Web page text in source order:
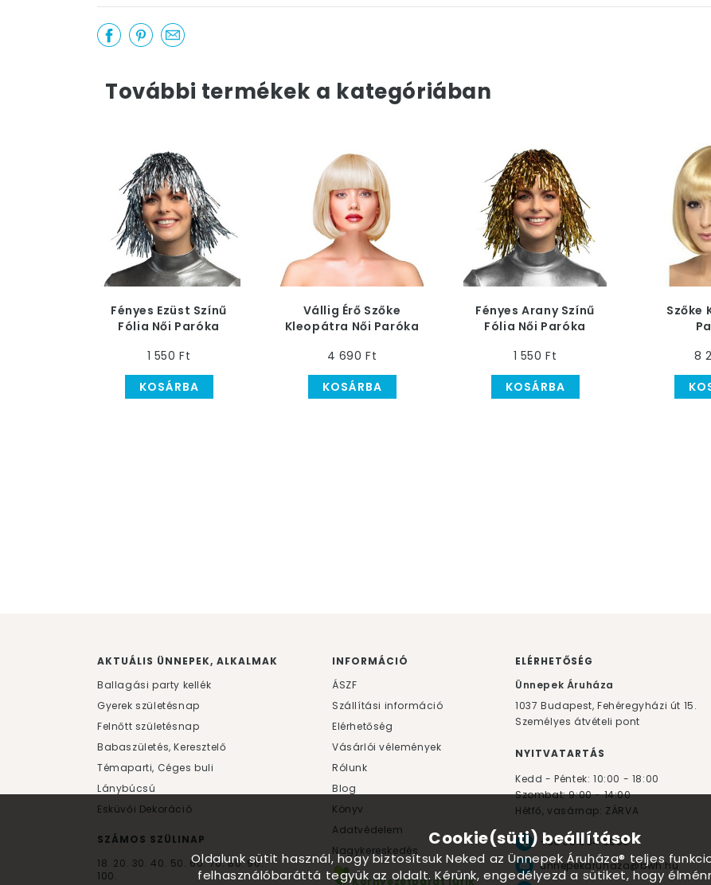
További termékek a kategóriában
Fényes Ezüst Színű
Fólia Női Paróka
1 550 Ft
KOSÁRBA
Vállig Érő Szőke
Kleopátra Női Paróka
4 690 Ft
KOSÁRBA
Fényes Arany Színű
Fólia Női Paróka
1 550 Ft
KOSÁRBA
Szőke
8
AKTUÁLIS ÜNNEPEK, ALKALMAK
Ballagási party kellék
Gyerek születésnap
Felnőtt születésnap
Babaszületés, Keresztelő
Témaparti, Céges buli
Lánybúcsú
Esküvői Dekoráció
SZÁMOS SZÜLINAP
18. 20. 30. 40. 50. 60.70.80.90.
100.
INFORMÁCIÓ
ÁSZF
Szállítási információ
Elérhetőség
Vásárlói vélemények
Rólunk
Blog
Könyv
Adatvédelem
Nagykereskedés
Környezetbarát lufik
ELÉRHETŐSÉG
Ünnepek Áruháza
1037 Budapest, Fehéregyházi út 15.
Személyes átvételi pont
NYITVATARTÁS
Kedd - Péntek: 10:00 - 18:00
Szombat: 9:00 - 14:00
Hétfő, vasárnap: ZÁRVA
+36 30 984 6955
unnepekaruhaza@bwh.hu
Cookie(süti) beállítások
Oldalunk sütit használ, hogy biztosítsuk Neked az Ünnepek Áruháza® teljes
felhasználóbaráttá tegyük az oldalt. Kérünk, engedélyezd a sütiket, hogy